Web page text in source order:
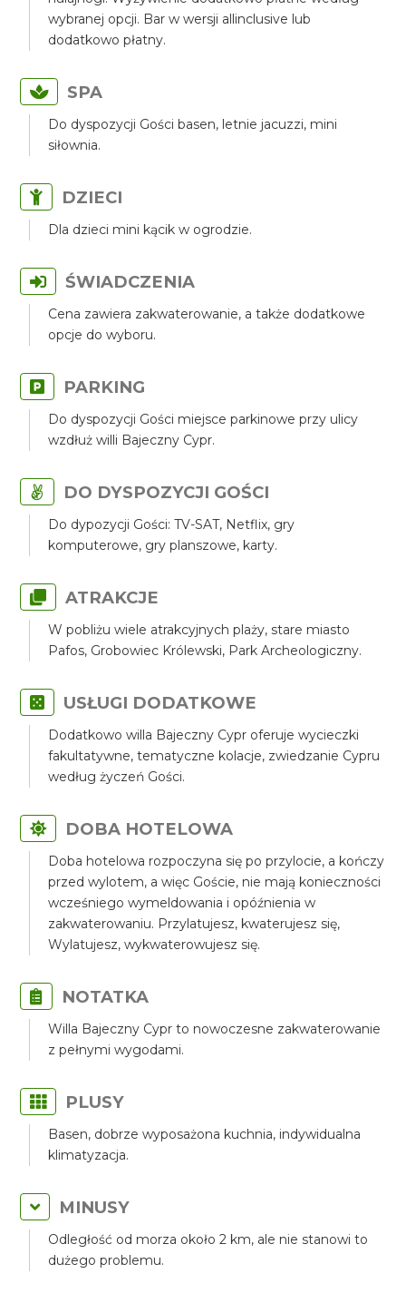
wybranej opcji. Bar w wersji allinclusive lub
dodatkowo płatny.
SPA
Do dyspozycji Gości basen, letnie jacuzzi, mini
siłownia.
DZIECI
Dla dzieci mini kącik w ogrodzie.
ŚWIADCZENIA
Cena zawiera zakwaterowanie, a także dodatkowe
opcje do wyboru.
PARKING
Do dyspozycji Gości miejsce parkinowe przy ulicy
wzdłuż willi Bajeczny Cypr.
DO DYSPOZYCJI GOŚCI
Do dypozycji Gości: TV-SAT, Netflix, gry
komputerowe, gry planszowe, karty.
ATRAKCJE
W pobliżu wiele atrakcyjnych plaży, stare miasto
Pafos, Grobowiec Królewski, Park Archeologiczny.
USŁUGI DODATKOWE
Dodatkowo willa Bajeczny Cypr oferuje wycieczki
fakultatywne, tematyczne kolacje, zwiedzanie Cypru
według życzeń Gości.
DOBA HOTELOWA
Doba hotelowa rozpoczyna się po przylocie, a kończy
przed wylotem, a więc Goście, nie mają konieczności
wcześniego wymeldowania i opóźnienia w
zakwaterowaniu. Przylatujesz, kwaterujesz się,
Wylatujesz, wykwaterowujesz się.
NOTATKA
Willa Bajeczny Cypr to nowoczesne zakwaterowanie
z pełnymi wygodami.
PLUSY
Basen, dobrze wyposażona kuchnia, indywidualna
klimatyzacja.
MINUSY
Odległość od morza około 2 km, ale nie stanowi to
dużego problemu.